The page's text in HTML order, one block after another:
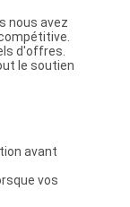
nous avez
d'offres.
le soutien
avant
vos